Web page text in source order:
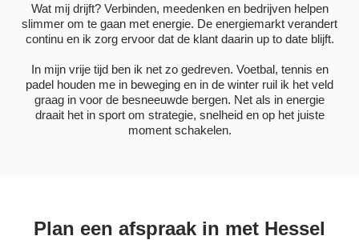
Wat mij drijft? Verbinden, meedenken en bedrijven helpen
slimmer om te gaan met energie. De energiemarkt verandert
continu en ik zorg ervoor dat de klant daarin up to date blijft.
In mijn vrije tijd ben ik net zo gedreven. Voetbal, tennis en
padel houden me in beweging en in de winter ruil ik het veld
graag in voor de besneeuwde bergen. Net als in energie
draait het in sport om strategie, snelheid en op het juiste
moment schakelen.
Plan een afspraak in met Hessel